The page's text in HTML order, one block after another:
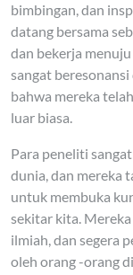
bimbingan, dan
datang bersama
dan bekerja
sangat
bahwa mereka
luar biasa.
Para peneliti
dunia, dan mereka
untuk membuka
sekitar kita.
ilmiah, dan segera
oleh orang -orang